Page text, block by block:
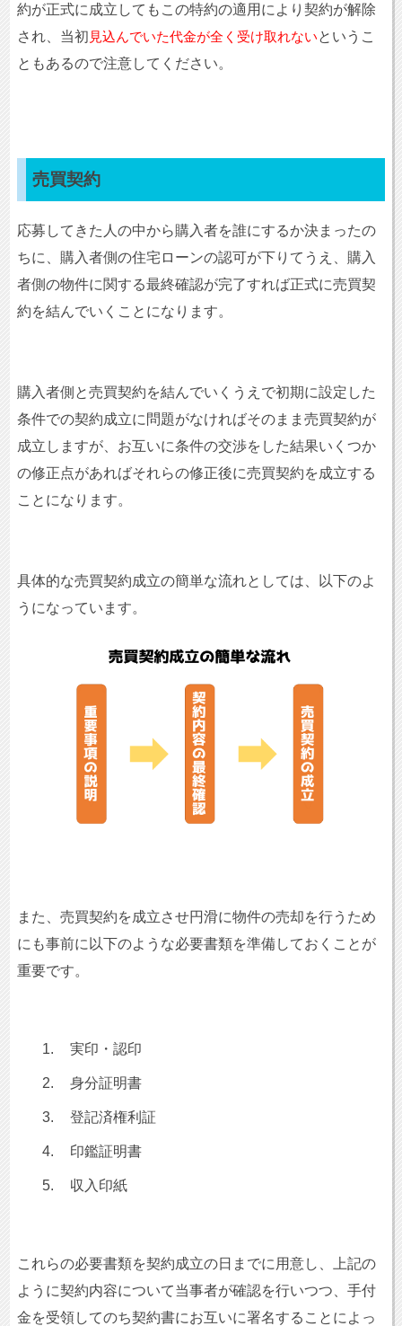
約が正式に成立してもこの特約の適用により契約が解除
され、当初 見込んでいた代金が全く受け取れないというこ
ともあるので注意してください。
売買契約
応募してきた人の中から購入者を誰にするか決まったの
ちに、購入者側の住宅ローンの認可が下りてうえ、購入
者側の物件に関する最終確認が完了すれば正式に売買契
約を結んでいくことになります。
購入者側と売買契約を結んでいくうえで初期に設定した
条件での契約成立に問題がなければそのまま売買契約が
成立しますが、お互いに条件の交渉をした結果いくつか
の修正点があればそれらの修正後に売買契約を成立する
ことになります。
具体的な売買契約成立の簡単な流れとしては、以下のよ
うになっています。
また、売買契約を成立させ円滑に物件の売却を行うため
にも事前に以下のような必要書類を準備しておくことが
重要です。
1. 実印・認印
2. 身分証明書
3. 登記済権利証
4. 印鑑証明書
5. 収入印紙
これらの必要書類を契約成立の日までに用意し、上記の
ように契約内容について当事者が確認を行いつつ、手付
金を受領してのち契約書にお互いに署名することによっ